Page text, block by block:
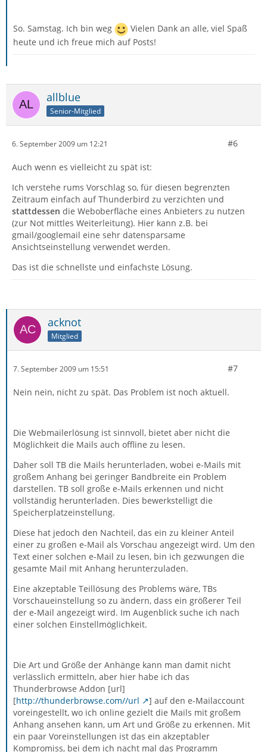
So. Samstag. Ich bin weg
Vielen Dank an alle, viel Spaß
heute und ich freue mich auf Posts!
allblue
Senior-Mitglied
6. September 2009 um 12:21 #6
Auch wenn es vielleicht zu spät ist:
Ich verstehe rums Vorschlag so, für diesen begrenzten
Zeitraum einfach auf Thunderbird zu verzichten und
stattdessen die Weboberfläche eines Anbieters zu nutzen
(zur Not mittles Weiterleitung). Hier kann z.B. bei
gmail/googlemail eine sehr datensparsame
Ansichtseinstellung verwendet werden.
Das ist die schnellste und einfachste Lösung.
acknot
Mitglied
7. September 2009 um 15:51 #7
Nein nein, nicht zu spät. Das Problem ist noch aktuell.
Die Webmailerlösung ist sinnvoll, bietet aber nicht die
Möglichkeit die Mails auch offline zu lesen.
Daher soll TB die Mails herunterladen, wobei e-Mails mit
großem Anhang bei geringer Bandbreite ein Problem
darstellen. TB soll große e-Mails erkennen und nicht
vollständig herunterladen. Dies bewerkstelligt die
Speicherplatzeinstellung.
Diese hat jedoch den Nachteil, das ein zu kleiner Anteil
einer zu großen e-Mail als Vorschau angezeigt wird. Um den
Text einer solchen e-Mail zu lesen, bin ich gezwungen die
gesamte Mail mit Anhang herunterzuladen.
Eine akzeptable Teillösung des Problems wäre, TBs
Vorschaueinstellung so zu ändern, dass ein größerer Teil
der e-Mail angezeigt wird. Im Augenblick suche ich nach
einer solchen Einstellmöglichkeit.
Die Art und Größe der Anhänge kann man damit nicht
verlässlich ermitteln, aber hier habe ich das
Thunderbrowse Addon [url]
[http://thunderbrowse.com//url
] auf den e-Mailaccount
voreingestellt, wo ich online gezielt die Mails mit großem
Anhang ansehen kann, um Art und Größe zu erkennen. Mit
ein paar Voreinstellungen ist das ein akzeptabler
Kompromiss, bei dem ich nacht mal das Programm